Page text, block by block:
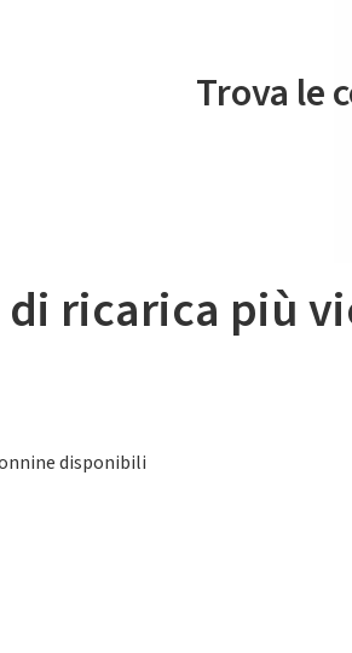
Trova le
ricarica più
disponibili